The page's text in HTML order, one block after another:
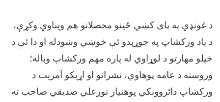
د یاد ورکشاپ په جوړېدو ئې خوښي وښودله او دا ئې د
خپلو مهارتو د لوړاوي له پاره مهم ورکشاپ وباله؛
وروسته د عامه پوهاوي، نشراتو او اړیکو آمریت د
ورکشاپ دائروونکي پوهنیار نورعلي صدیقي صاحب ته